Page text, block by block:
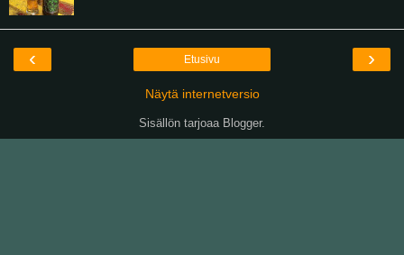
‹ ›
Etusivu
Näytä internetversio
Sisällön tarjoaa Blogger.